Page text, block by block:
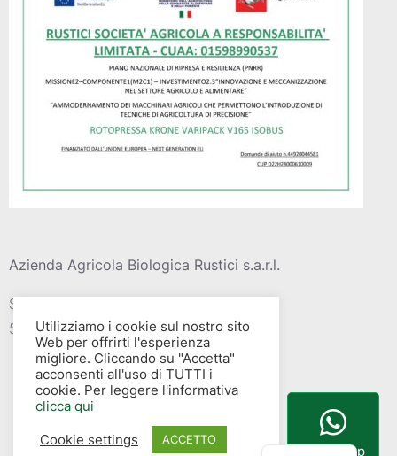
Azienda Agricola Biologica Rustici s.a.r.l.
Strada vic. Della barca del grazi, 4
58015 – Albinia (GR)
Utilizziamo i cookie sul nostro sito
Web per offrirti l'esperienza
migliore. Cliccando su "Accetta"
acconsenti all'uso di TUTTI i
cookie. Per leggere l'informativa
clicca qui
Cookie settings
ACCETTO
WhatsApp
English